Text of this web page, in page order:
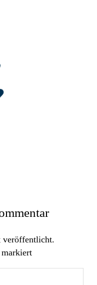
veröffentlicht.
markiert